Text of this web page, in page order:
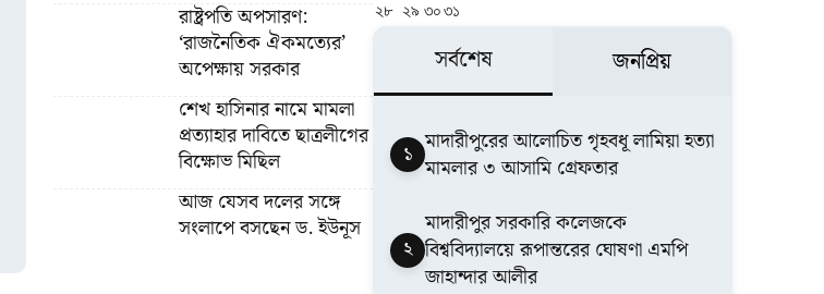
রাষ্ট্রপতি অপসারণ:
‘রাজনৈতিক ঐকমত্যের’
অপেক্ষায় সরকার
শেখ হাসিনার নামে মামলা
প্রত্যাহার দাবিতে ছাত্রলীগের
বিক্ষোভ মিছিল
আজ যেসব দলের সঙ্গে
সংলাপে বসছেন ড. ইউনূস
২৮ ২৯ ৩০৩১
সর্বশেষ জনপ্রিয়
১ মাদারীপুরের আলোচিত গৃহবধূ লামিয়া হত্যা
মামলার ৩ আসামি গ্রেফতার
২
মাদারীপুর সরকারি কলেজকে
বিশ্ববিদ্যালয়ে রূপান্তরের ঘোষণা এমপি
জাহান্দার আলীর